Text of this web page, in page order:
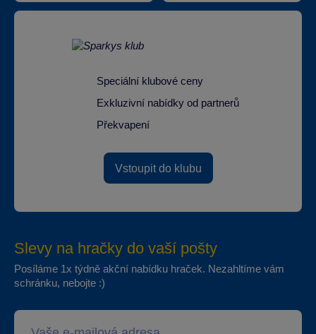
Speciální klubové ceny
Exkluzivní nabídky od partnerů
Překvapení
Vstoupit do klubu
Slevy na hračky do vaší pošty
Posíláme 1x týdně akční nabídku hraček. Nezahltíme vám
schránku, nebojte :)